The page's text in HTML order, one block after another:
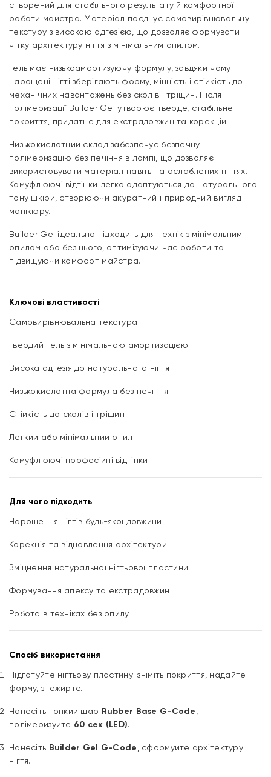
створений для стабільного результату й комфортної
роботи майстра. Матеріал поєднує самовирівнювальну
текстуру з високою адгезією, що дозволяє формувати
чітку архітектуру нігтя з мінімальним опилом.
Гель має низькоамортизуючу формулу, завдяки чому
нарощені нігті зберігають форму, міцність і стійкість до
механічних навантажень без сколів і тріщин. Після
полімеризації Builder Gel утворює тверде, стабільне
покриття, придатне для екстрадовжин та корекцій.
Низькокислотний склад забезпечує безпечну
полімеризацію без печіння в лампі, що дозволяє
використовувати матеріал навіть на ослаблених нігтях.
Камуфлюючі відтінки легко адаптуються до натурального
тону шкіри, створюючи акуратний і природний вигляд
манікюру.
Builder Gel ідеально підходить для технік з мінімальним
опилом або без нього, оптимізуючи час роботи та
підвищуючи комфорт майстра.
Ключові властивості
Самовирівнювальна текстура
Твердий гель з мінімальною амортизацією
Висока адгезія до натурального нігтя
Низькокислотна формула без печіння
Стійкість до сколів і тріщин
Легкий або мінімальний опил
Камуфлюючі професійні відтінки
Для чого підходить
Нарощення нігтів будь-якої довжини
Корекція та відновлення архітектури
Зміцнення натуральної нігтьової пластини
Формування апексу та екстрадовжин
Робота в техніках без опилу
Спосіб використання
Підготуйте нігтьову пластину: зніміть покриття, надайте
форму, знежирте.
Нанесіть тонкий шар Rubber Base G-Code
полімеризуйте 60 сек (LED).
Нанесіть Builder Gel G-Code
, сформуйте архітектуру
нігтя.